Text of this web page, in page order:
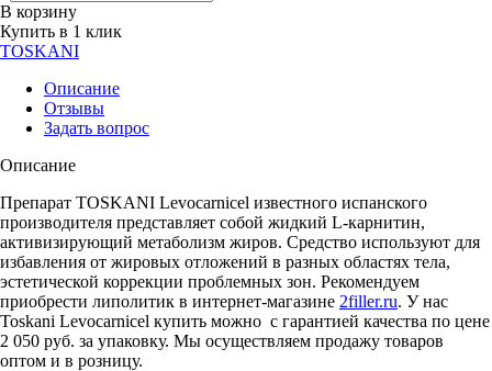
В корзину
Купить в 1 клик
TOSKANI
Описание
Отзывы
Задать вопрос
Описание
Препарат TOSKANI Levocarnicel известного испанского
производителя представляет собой жидкий L-карнитин,
активизирующий метаболизм жиров. Средство используют для
избавления от жировых отложений в разных областях тела,
эстетической коррекции проблемных зон. Рекомендуем
приобрести липолитик в интернет-магазине 2filler.ru. У нас
Toskani Levocarnicel купить можно с гарантией качества по цене
2 050 руб. за упаковку. Мы осуществляем продажу товаров
оптом и в розницу.